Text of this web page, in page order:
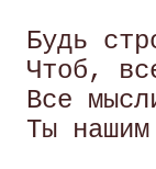
Будь
Чтоб,
Все
Ты